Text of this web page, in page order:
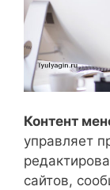
Контент
управляет
сайтов,